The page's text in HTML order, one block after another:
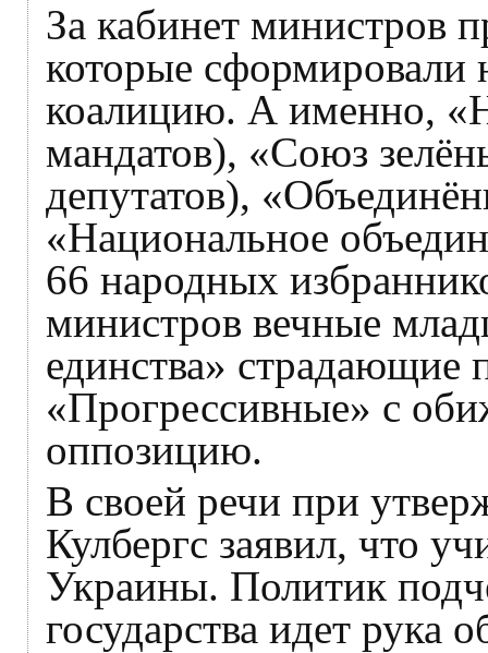
За кабинет министров
которые сформировали
коалицию. А именно,
мандатов), «Союз
депутатов),
«Национальное
66 народных
министров вечные
единства» страдающие
«Прогрессивные» с
оппозицию.
В своей речи при
Кулбергс заявил, что
Украины. Политик
государства идет рука